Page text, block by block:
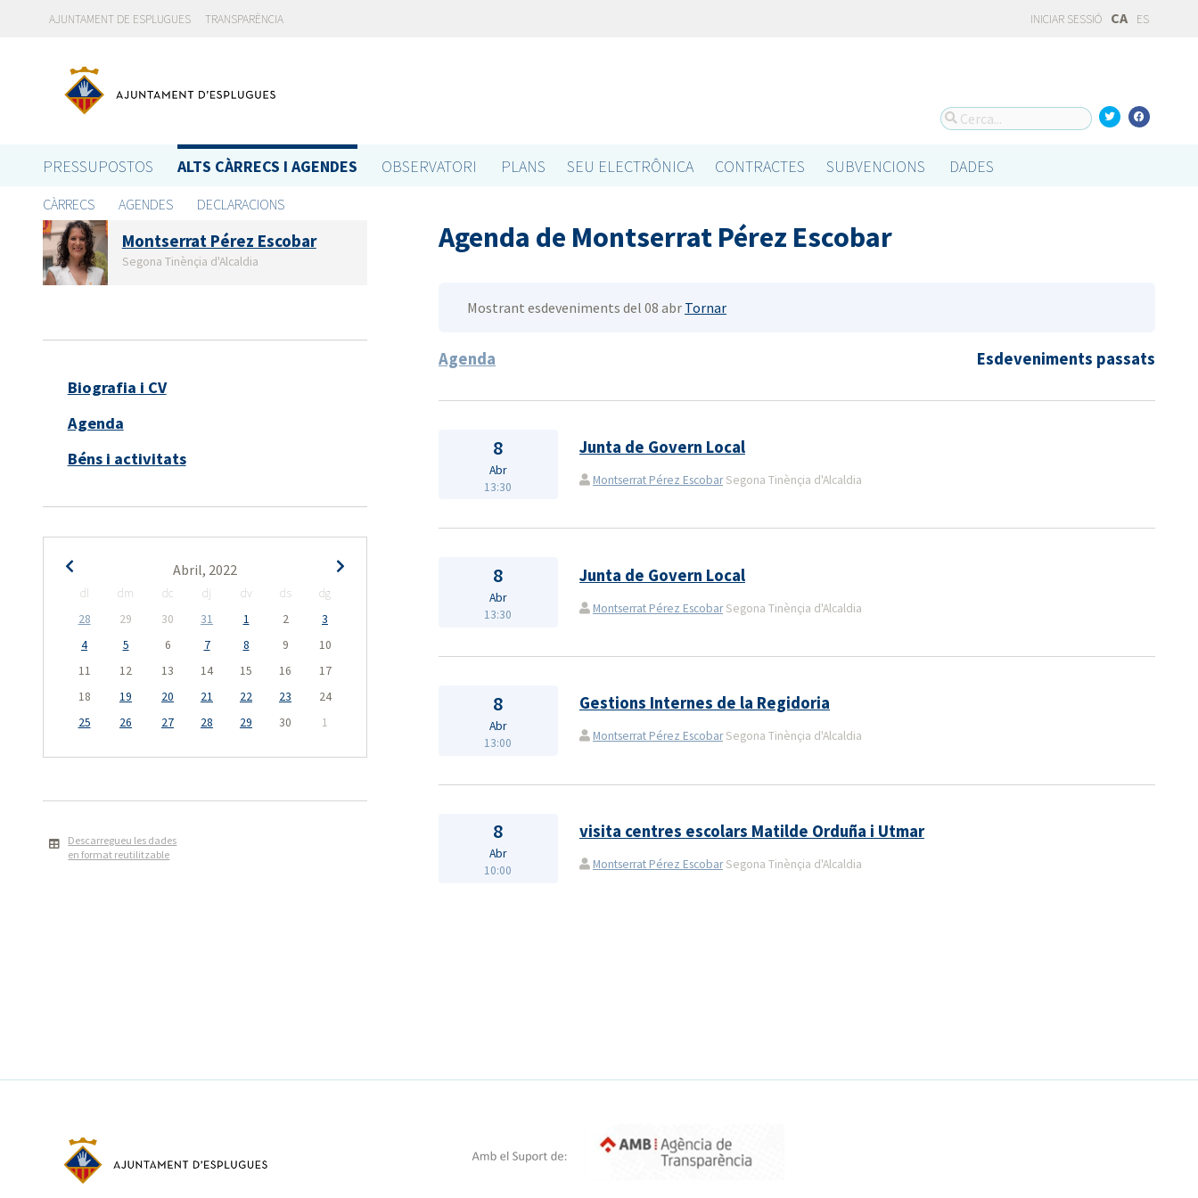
AJUNTAMENT DE ESPLUGUES TRANSPARÈNCIA INICIAR SESSIÓ CA ES
PRESSUPOSTOS ALTS CÀRRECS I AGENDES OBSERVATORI PLANS SEU ELECTRÔNICA CONTRACTES SUBVENCIONS DADES
CÀRRECS AGENDES DECLARACIONS
Montserrat Pérez Escobar
Segona Tinènçia d'Alcaldia
Biografia i CV
Agenda
Béns i activitats
Abril, 2022
dl dm dc dj dv ds
dg
28
29 30 31 1 2
3
4
5 6 7 8 9
10
11
12 13 14 15 16
17
18
19 20 21 22 23
24
25
26 27 28 29 30 1
Descarregueu les dades
en format reutilitzable
Agenda de Montserrat Pérez Escobar
Mostrant esdeveniments del 08 abr Tornar
Agenda Esdeveniments passats
8
Abr
13:30
Junta de Govern Local
Montserrat Pérez EscobarSegona Tinènçia d'Alcaldia
8
Abr
13:30
Junta de Govern Local
Montserrat Pérez EscobarSegona Tinènçia d'Alcaldia
8
Abr
13:00
Gestions Internes de la Regidoria
Montserrat Pérez EscobarSegona Tinènçia d'Alcaldia
8
Abr
10:00
visita centres escolars Matilde Orduña i Utmar
Montserrat Pérez EscobarSegona Tinènçia d'Alcaldia